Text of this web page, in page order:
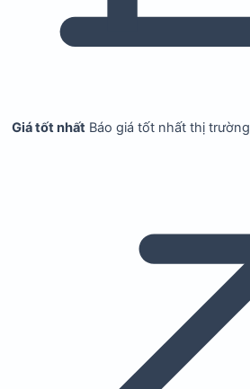
Giá tốt nhất Báo giá tốt nhất thị trường